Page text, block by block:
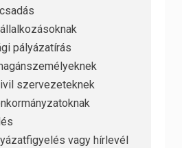
pályázatírás
szervezeteknek
vagy hírlevél